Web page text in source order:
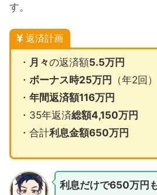
す。
返済計画
・ 月々の返済額5.5万円
・ ボーナス時25万円 （年2回）
・ 年間返済額116万円
・35年返済総額4,150万円
・合計利息金額650万円
利息だけで650万円